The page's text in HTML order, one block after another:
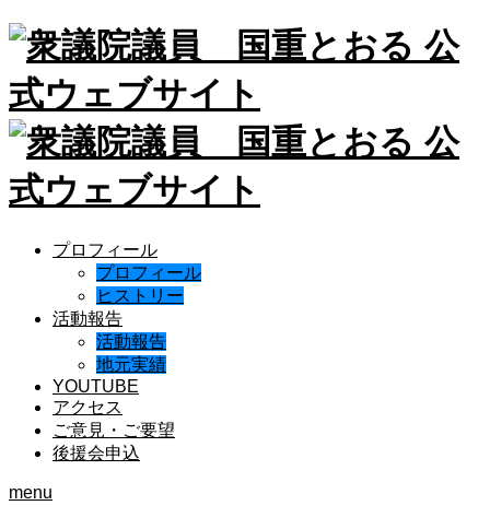
プロフィール
プロフィール
ヒストリー
活動報告
活動報告
地元実績
YOUTUBE
アクセス
ご意見・ご要望
後援会申込
menu